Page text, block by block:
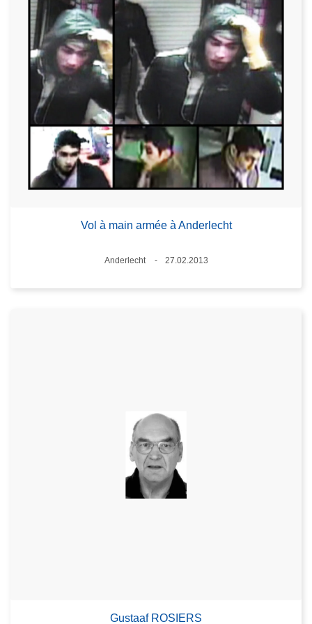
Vol à main armée à Anderlecht
Standort
Anderlecht
27.02.2013
Gustaaf ROSIERS